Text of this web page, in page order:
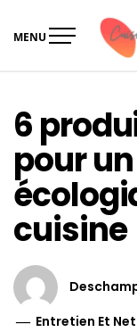
MENU
6
pour
cuisine
Entretien Et